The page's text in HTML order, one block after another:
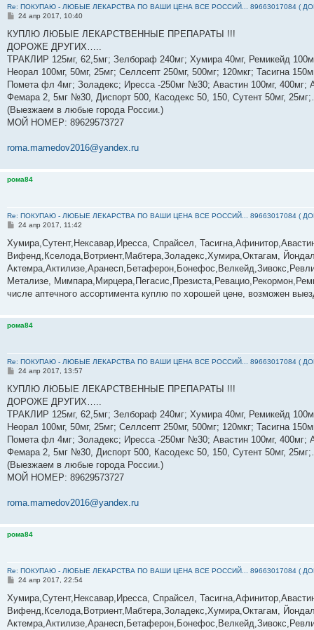
Re: ПОКУПАЮ - ЛЮБЫЕ ЛЕКАРСТВА ПО ВАШИ ЦЕНА ВСЕ РОССИЙ... 89663017084 (
С
о
щ
е
и
е
24 апр 2017, 10:40
КУПЛЮ ЛЮБЫЕ ЛЕКАРСТВЕННЫЕ ПРЕПАРАТЫ !!!
ДОРОЖЕ ДРУГИХ…..
ТРАКЛИР 125мг, 62,5мг; Зелбораф 240мг; Хумира 40мг, Ремикейд
Неорал 100мг, 50мг, 25мг; Селлсепт 250мг, 500мг; 120мкг; Тасигна
Помета фл 4мг; Золадекс; Иресса -250мг №30; Авастин 100мг, 400мг;
Фемара 2, 5мг №30, Диспорт 500, Касодекс 50, 150, Сутент 50мг,
(Выезжаем в любые города России.)
МОЙ НОМЕР: ‪89629573727‬
roma.mamedov2016@yandex.ru
рома84
Re: ПОКУПАЮ - ЛЮБЫЕ ЛЕКАРСТВА ПО ВАШИ ЦЕНА ВСЕ РОССИЙ... 89663017084 (
С
о
б
щ
е
и
е
24 апр 2017, 11:42
Хумира,Сутент,Нексавар,Иресса, Спрайсел,
Вифенд,Кселода,Вотриент,Мабтера,Золадекс,Хумира,Октагам,
Метализе,
числе аптечного ассортимента куплю по хорошей цене, возможен
рома84
Re: ПОКУПАЮ - ЛЮБЫЕ ЛЕКАРСТВА ПО ВАШИ ЦЕНА ВСЕ РОССИЙ... 89663017084 (
С
о
щ
е
и
е
24 апр 2017, 13:57
КУПЛЮ ЛЮБЫЕ ЛЕКАРСТВЕННЫЕ ПРЕПАРАТЫ !!!
ДОРОЖЕ ДРУГИХ…..
ТРАКЛИР 125мг, 62,5мг; Зелбораф 240мг; Хумира 40мг, Ремикейд
Неорал 100мг, 50мг, 25мг; Селлсепт 250мг, 500мг; 120мкг; Тасигна
Помета фл 4мг; Золадекс; Иресса -250мг №30; Авастин 100мг, 400мг;
Фемара 2, 5мг №30, Диспорт 500, Касодекс 50, 150, Сутент 50мг,
(Выезжаем в любые города России.)
МОЙ НОМЕР: ‪89629573727‬
roma.mamedov2016@yandex.ru
рома84
Re: ПОКУПАЮ - ЛЮБЫЕ ЛЕКАРСТВА ПО ВАШИ ЦЕНА ВСЕ РОССИЙ... 89663017084 (
С
о
б
щ
е
24 апр 2017, 22:54
Хумира,Сутент,Нексавар,Иресса, Спрайсел,
Вифенд,Кселода,Вотриент,Мабтера,Золадекс,Хумира,Октагам,